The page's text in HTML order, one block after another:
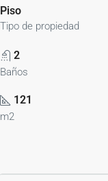
Piso
Tipo de propiedad
2
Baños
121
m2